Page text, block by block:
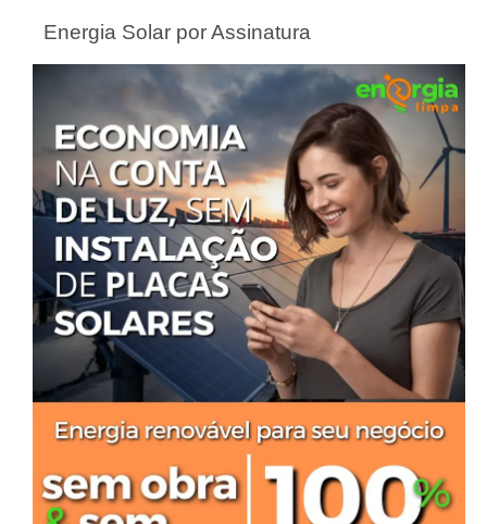
Energia Solar por Assinatura